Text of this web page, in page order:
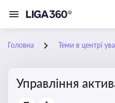
Головна Теми в центрі
Управління